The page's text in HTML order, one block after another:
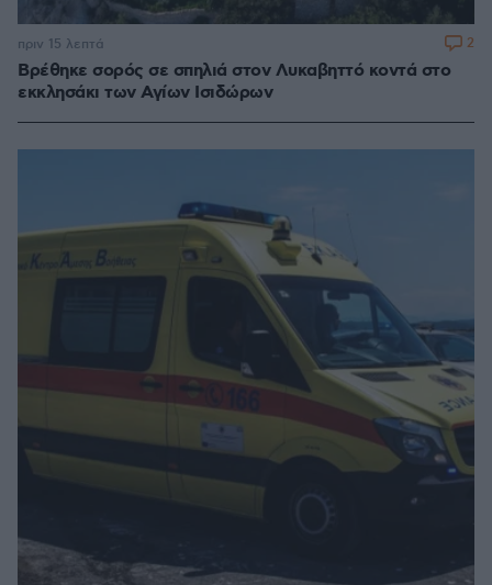
Βρέθηκε σορός σε σπηλιά στον Λυκαβηττό κοντά στο
εκκλησάκι των Αγίων Ισιδώρων
πριν 15 λεπτά 2